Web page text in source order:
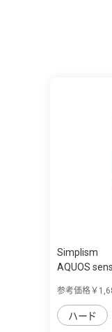
Simplism
AQUOS
参考価格￥
ハード